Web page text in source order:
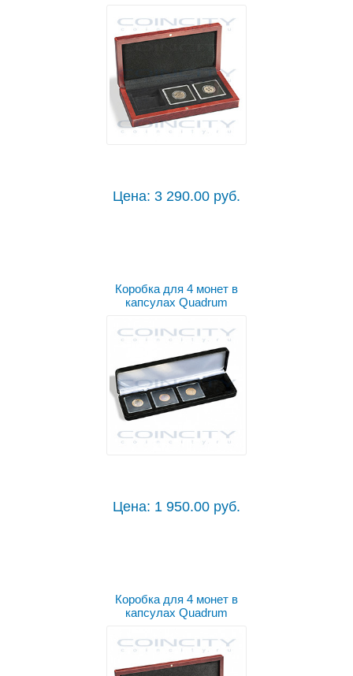
Цена: 3 290.00 руб.
Коробка для 4 монет в
капсулах Quadrum
Цена: 1 950.00 руб.
Коробка для 4 монет в
капсулах Quadrum